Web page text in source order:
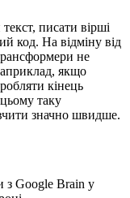
писати вірші
код. На відміну від
не
якщо
кінець
таку
значно швидше.
з Google Brain у